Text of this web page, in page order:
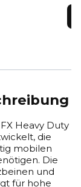
Heavy Duty
die
mobilen
Die
und
für hohe